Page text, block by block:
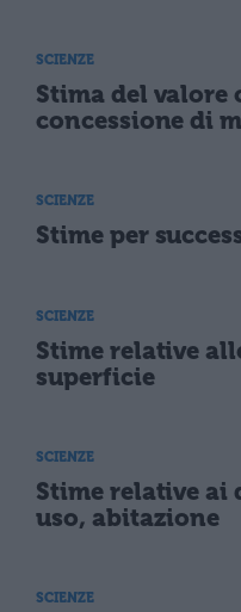
SCIENZE
Stima del valore
concessione di
SCIENZE
Stime per
SCIENZE
Stime relative
superficie
SCIENZE
Stime relative
uso, abitazione
SCIENZE